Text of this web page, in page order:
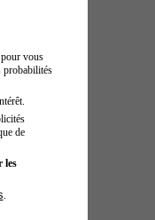
vous
probabilités
de
les